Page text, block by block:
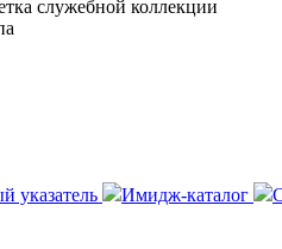
служебной коллекции
указатель Имидж-каталог